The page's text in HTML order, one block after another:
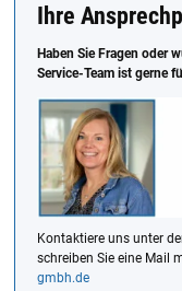
Ihre
Haben Sie Fragen oder
Service-Team ist gerne
Kontaktiere uns unter
schreiben Sie eine Mail
gmbh.de